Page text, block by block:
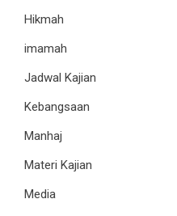
Hikmah
imamah
Jadwal Kajian
Kebangsaan
Manhaj
Materi Kajian
Media